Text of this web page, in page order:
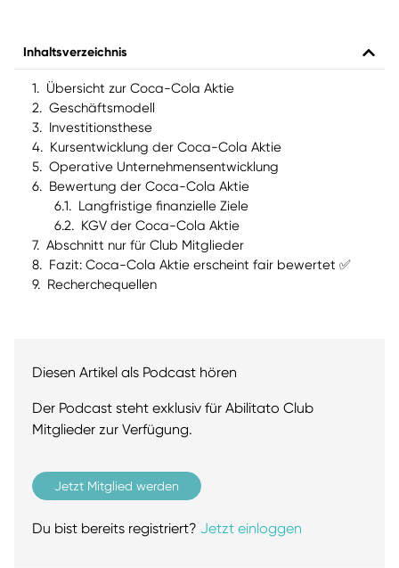
Inhaltsverzeichnis
Übersicht zur Coca-Cola Aktie
Geschäftsmodell
Investitionsthese
Kursentwicklung der Coca-Cola Aktie
Operative Unternehmensentwicklung
Bewertung der Coca-Cola Aktie
Langfristige finanzielle Ziele
KGV der Coca-Cola Aktie
Abschnitt nur für Club Mitglieder
Fazit: Coca-Cola Aktie erscheint fair bewertet ✅
Recherchequellen
Diesen Artikel als Podcast hören
Der Podcast steht exklusiv für Abilitato Club
Mitglieder zur Verfügung.
Jetzt Mitglied werden
Du bist bereits registriert? Jetzt einloggen